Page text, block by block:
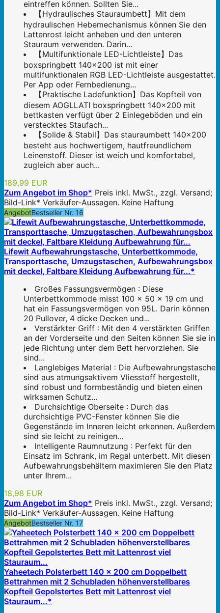
eintreffen können. Sollten Sie...
【Hydraulisches Stauraumbett】Mit dem
hydraulischen Hebemechanismus können Sie den
Lattenrost leicht anheben und den unteren
Stauraum verwenden. Darin...
【Multifunktionale LED-Lichtleiste】Das
boxspringbett 140x200 ist mit einer
multifunktionalen RGB LED-Lichtleiste ausgestattet.
Per App oder Fernbedienung...
【Praktische Ladefunktion】Das Kopfteil von
diesem AOGLLATI boxspringbett 140x200 mit
bettkasten verfügt über 2 Einlegeböden und ein
verstecktes Staufach...
【Solide & Stabil】Das stauraumbett 140x200
besteht aus hochwertigem, hautfreundlichem
Leinenstoff. Dieser ist weich und komfortabel,
zugleich aber auch...
189,99 EUR
Zum Angebot im Shop* Preis inkl. MwSt., zzgl. Versand;
Bild-Link* Verkäufer-Aussagen. Keine Haftung
AngebotBestseller Nr. 16
Lifewit Aufbewahrungstasche, Unterbettkommode,
Transporttasche, Umzugstaschen, Aufbewahrungsbox
mit deckel, Faltbare Kleidung Aufbewahrung für...*
Großes Fassungsvermögen : Diese
Unterbettkommode misst 100 x 50 x 19 cm und
hat ein Fassungsvermögen von 95L. Darin können
20 Pullover, 4 dicke Decken und...
Verstärkter Griff : Mit den 4 verstärkten Griffen
an der Vorderseite und den Seiten können Sie sie in
jede Richtung unter dem Bett hervorziehen. Sie
sind...
Langlebiges Material : Die Aufbewahrungstasche
sind aus atmungsaktivem Vliesstoff hergestellt,
sind robust und formbeständig und bieten einen
wirksamen Schutz...
Durchsichtige Oberseite : Durch das
durchsichtige PVC-Fenster können Sie die
Gegenstände im Inneren leicht erkennen. Außerdem
sind sie leicht zu reinigen...
Intelligente Raumnutzung : Perfekt für den
Einsatz im Schrank, im Regal unterbett. Mit diesen
Aufbewahrungsbehältern maximieren Sie den Platz
unter Ihrem...
18,98 EUR
Zum Angebot im Shop* Preis inkl. MwSt., zzgl. Versand;
Bild-Link* Verkäufer-Aussagen. Keine Haftung
AngebotBestseller Nr. 17
Yaheetech Polsterbett 140 x 200 cm Doppelbett
Bettrahmen mit 2 Schubladen höhenverstellbares
Kopfteil Gepolstertes Bett mit Lattenrost viel
Stauraum...*